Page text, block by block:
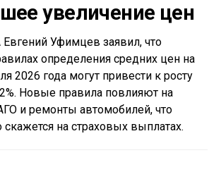
увеличение цен
Уфимцев заявил, что
определения средних цен на
2026 года могут привести к росту
Новые правила повлияют на
и ремонты автомобилей, что
скажется на страховых выплатах.